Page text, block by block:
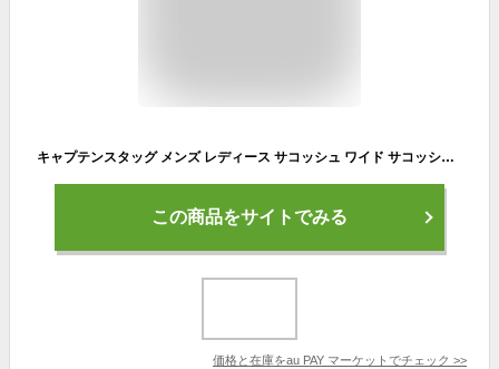
キャプテンスタッグ メンズ レディース サコッシュ ワイド サコッシュ ショルダーバッグ アウトドア 登山 キャンプ BBQ カジュアル 小物
この商品をサイトでみる
価格と在庫をau PAY マーケット でチェック >>